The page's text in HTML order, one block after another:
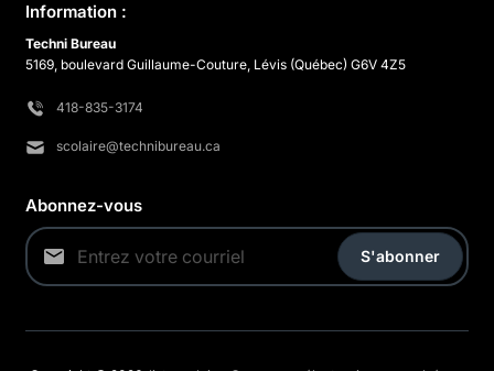
Information :
Techni Bureau
5169, boulevard Guillaume-Couture, Lévis (Québec) G6V 4Z5
418-835-3174
scolaire@technibureau.ca
Abonnez-vous
S'abonner